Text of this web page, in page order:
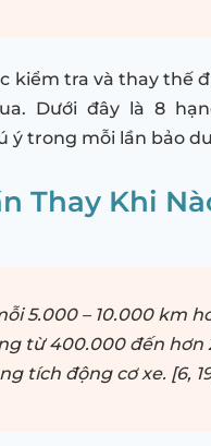
kiểm tra và thay thế
Dưới đây là 8
ý trong mỗi lần bảo
Thay Khi
5.000 – 10.000 km
từ 400.000 đến hơn
tích động cơ xe. [6,